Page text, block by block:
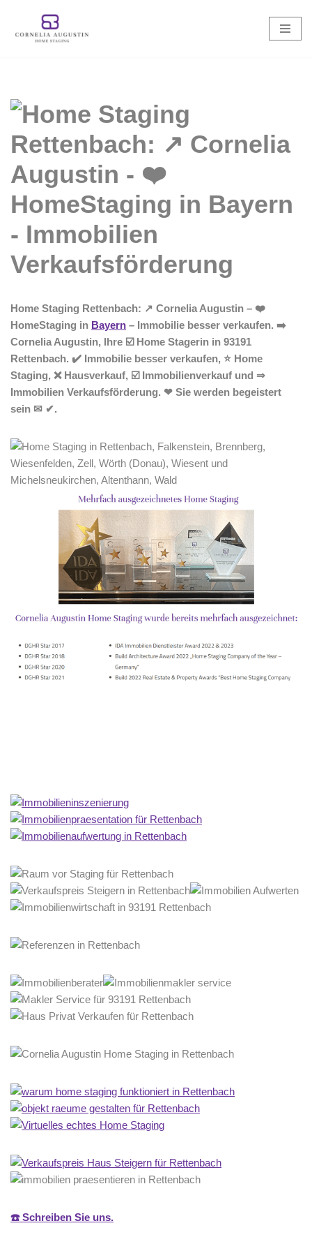
Zum
Home Staging Rettenbach: ↗️ Cornelia Augustin – ❤️
HomeStaging in Bayern – Immobilie besser verkaufen. ➡️
Cornelia Augustin, Ihre ☑️ Home Stagerin in 93191
Rettenbach. ✔️ Immobilie besser verkaufen, ⭐ Home
Staging, ❌ Hausverkauf, ☑️ Immobilienverkauf und ⇒
Immobilien Verkaufsförderung. ❤ Sie werden begeistert
sein ✉ ✔.
☎️ Schreiben Sie uns.